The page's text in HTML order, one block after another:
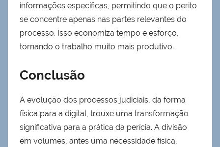
informações específicas, permitindo que o perito
se concentre apenas nas partes relevantes do
processo. Isso economiza tempo e esforço,
tornando o trabalho muito mais produtivo.
Conclusão
A evolução dos processos judiciais, da forma
física para a digital, trouxe uma transformação
significativa para a prática da perícia. A divisão
em volumes, antes uma necessidade física,